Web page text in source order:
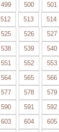
499 500 501
512 513 514
525 526 527
538 539 540
551 552 553
564 565 566
577 578 579
590 591 592
603 604 605